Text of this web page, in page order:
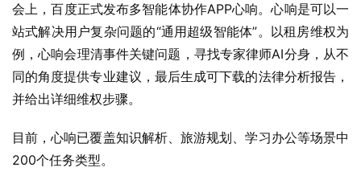
会上，百度正式发布多智能体协作APP心响。心响是可以一
站式解决用户复杂问题的“通用超级智能体”。以租房维权为
例，心响会理清事件关键问题，寻找专家律师AI分身，从不
同的角度提供专业建议，最后生成可下载的法律分析报告，
并给出详细维权步骤。
目前，心响已覆盖知识解析、旅游规划、学习办公等场景中
200个任务类型。